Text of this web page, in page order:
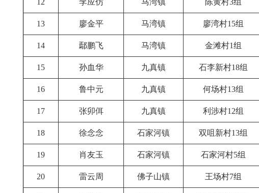
12 李应仿 马湾镇 陈黄村3组
13 廖金平 马湾镇 廖湾村15组
14 鄢鹏飞 马湾镇 金滩村1组
15 孙血华 九真镇 石李新村18组
16 鲁中元 九真镇 何场村13组
17 张卯佴 九真镇 利涉村12组
18 徐念念 石家河镇 双咀新村13组
19 肖友玉 石家河镇 石家河村5组
20 雷云周 佛子山镇 王场村7组